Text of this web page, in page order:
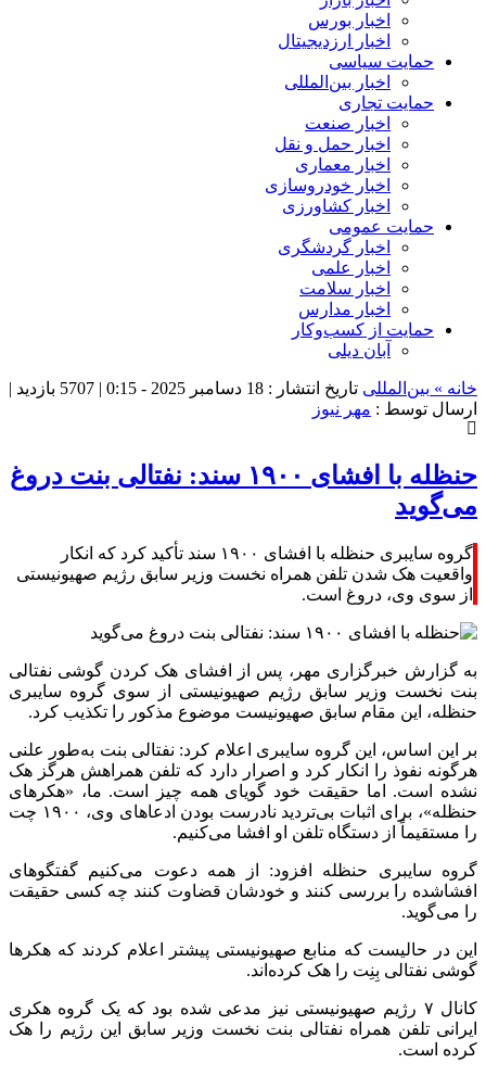
اخبار بورس
اخبار ارزدیجیتال
حمایت سیاسی
اخبار بین‌المللی
حمایت تجاری
اخبار صنعت
اخبار حمل و نقل
اخبار معماری
اخبار خودروسازی
اخبار کشاورزی
حمایت عمومی
اخبار گردشگری
اخبار علمی
اخبار سلامت
اخبار مدارس
حمایت از کسب‌وکار
آبان دیلی
خانه » بین‌المللی تاریخ انتشار : 18 دسامبر 2025 - 0:15 | 5707 بازدید
|
ارسال توسط : مهر نیوز
حنظله با افشای ۱۹۰۰ سند: نفتالی بنت دروغ
می‌گوید
گروه سایبری حنظله با افشای ۱۹۰۰ سند تأکید کرد که انکار
واقعیت هک شدن تلفن همراه نخست وزیر سابق رژیم صهیونیستی
از سوی وی، دروغ است.
به گزارش خبرگزاری مهر، پس از افشای هک کردن گوشی نفتالی
بنت نخست وزیر سابق رژیم صهیونیستی از سوی گروه سایبری
حنظله، این مقام سابق صهیونیست موضوع مذکور را تکذیب کرد.
بر این اساس، این گروه سایبری اعلام کرد: نفتالی بنت به‌طور علنی
هرگونه نفوذ را انکار کرد و اصرار دارد که تلفن همراهش هرگز هک
نشده است. اما حقیقت خود گویای همه چیز است. ما، «هکرهای
حنظله»، برای اثبات بی‌تردید نادرست بودن ادعاهای وی،
چت
را مستقیماً از دستگاه تلفن او افشا می‌کنیم.
گروه سایبری حنظله افزود: از همه دعوت می‌کنیم گفتگوهای
افشاشده را بررسی کنند و خودشان قضاوت کنند چه کسی حقیقت
را می‌گوید.
این در حالیست که منابع صهیونیستی پیشتر
اعلام کردند که هکرها
گوشی نفتالی بِنِت را هک کرده‌اند.
کانال ۷ رژیم صهیونیستی نیز مدعی شده بود که یک گروه
هکری
ایرانی تلفن همراه نفتالی بنت نخست وزیر سابق این رژیم را هک
کرده است.